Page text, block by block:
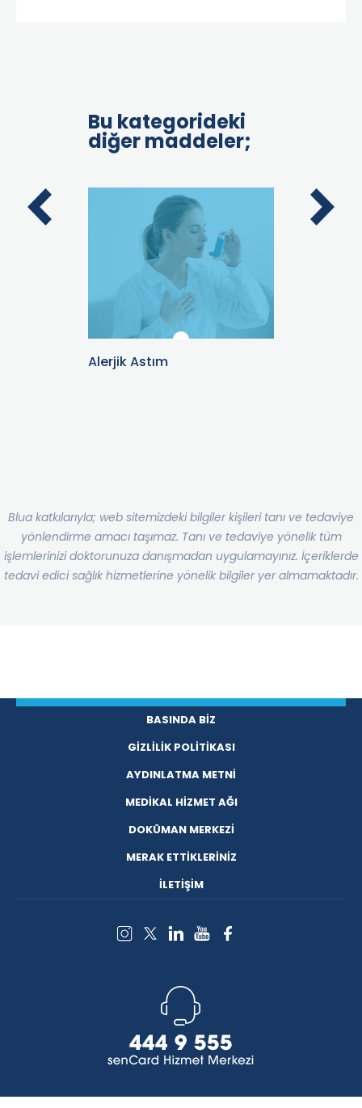
Bu kategorideki
diğer maddeler;
Alerjik Astım
Blua katkılarıyla; web sitemizdeki bilgiler kişileri tanı ve tedaviye
yönlendirme amacı taşımaz. Tanı ve tedaviye yönelik tüm
işlemlerinizi doktorunuza danışmadan uygulamayınız. İçeriklerde
tedavi edici sağlık hizmetlerine yönelik bilgiler yer almamaktadır.
BASINDA BİZ
GİZLİLİK POLİTİKASI
AYDINLATMA METNİ
MEDİKAL HİZMET AĞI
DOKÜMAN MERKEZİ
MERAK ETTİKLERİNİZ
İLETİŞİM